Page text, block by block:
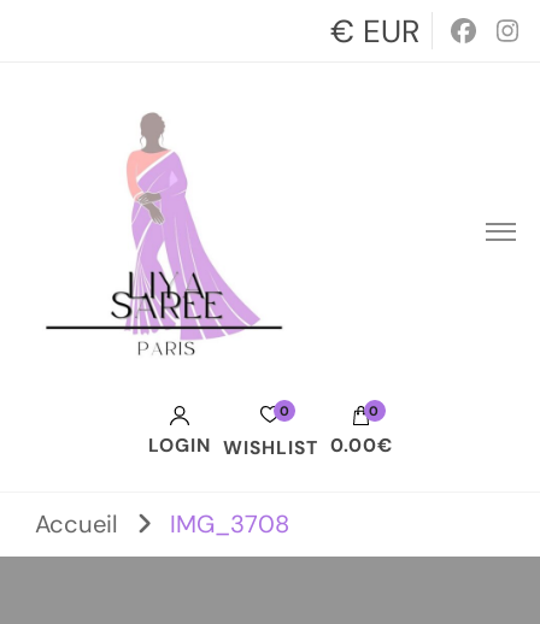
€ EUR
LOGIN
0
WISHLIST
0
0.00€
Votre panier est vide.
Accueil IMG_3708